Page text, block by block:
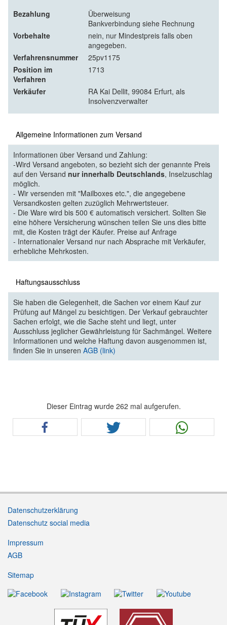
Bezahlung
Überweisung
Bankverbindung siehe Rechnung
Vorbehalte
nein, nur Mindestpreis falls oben
angegeben.
Verfahrensnummer
25pv1175
Position im
Verfahren
1713
Verkäufer
RA Kai Dellit, 99084 Erfurt, als
Insolvenzverwalter
Allgemeine Informationen zum Versand
Informationen über Versand und Zahlung:
-Wird Versand angeboten, so bezieht sich der genannte Preis
auf den Versand nur innerhalb Deutschlands, Inselzuschlag
möglich.
- Wir versenden mit "Mailboxes etc.", die angegebene
Versandkosten gelten zuzüglich Mehrwertsteuer.
- Die Ware wird bis 500 € automatisch versichert. Sollten Sie
eine höhere Versicherung wünschen teilen Sie uns dies bitte
mit, die Kosten trägt der Käufer. Preise auf Anfrage
- Internationaler Versand nur nach Absprache mit Verkäufer,
erhebliche Mehrkosten.
Haftungsausschluss
Sie haben die Gelegenheit, die Sachen vor einem Kauf zur
Prüfung auf Mängel zu besichtigen. Der Verkauf gebrauchter
Sachen erfolgt, wie die Sache steht und liegt, unter
Ausschluss jeglicher Gewährleistung für Sachmängel. Weitere
Informationen und welche Haftung davon ausgenommen ist,
finden Sie in unseren AGB (link)
Dieser Eintrag wurde 262 mal aufgerufen.
Datenschutzerklärung
Datenschutz social media
Impressum
AGB
Sitemap